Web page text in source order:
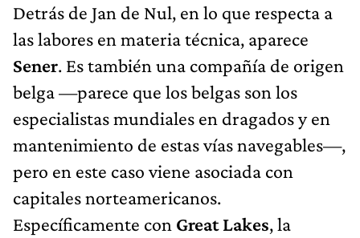
Detrás de Jan de Nul, en lo que respecta a
las labores en materia técnica, aparece
Sener. Es también una compañía de origen
belga —parece que los belgas son los
especialistas mundiales en dragados y en
mantenimiento de estas vías navegables—,
pero en este caso viene asociada con
capitales norteamericanos.
Específicamente con Great Lakes, la